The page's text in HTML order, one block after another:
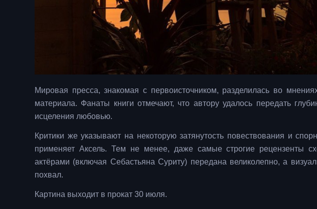
Мировая пресса, знакомая с первоисточником, разделилась во
материала. Фанаты книги отмечают, что автору удалось передать
исцеления любовью.
Критики же указывают на некоторую затянутость повествования и
применяет Аксель. Тем не менее, даже самые строгие рецензенты
актёрами (включая Себастьяна Суриту) передана великолепно, а
похвал.
Картина выходит в прокат 30 июля.